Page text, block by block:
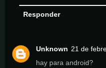
Responder
Unknown 21 de
hay para android?